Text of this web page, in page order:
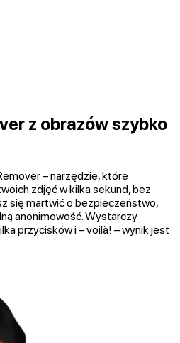
z obrazów szybko
– narzędzie, które
zdjęć w kilka sekund, bez
się martwić o bezpieczeństwo,
anonimowość. Wystarczy
przycisków i – voilà! – wynik jest